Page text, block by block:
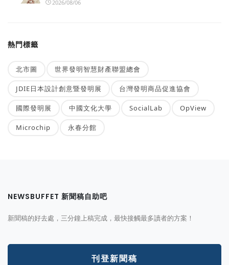
2026/08/06
熱門標籤
北市圖 世界發明智慧財產聯盟總會
JDIE日本設計創意暨發明展 台灣發明商品促進協會
國際發明展 中國文化大學 SocialLab OpView
Microchip 永春分館
NEWSBUFFET 新聞稿自助吧
新聞稿的好去處，三分鐘上稿完成，最快接觸最多讀者的方案！
刊登新聞稿